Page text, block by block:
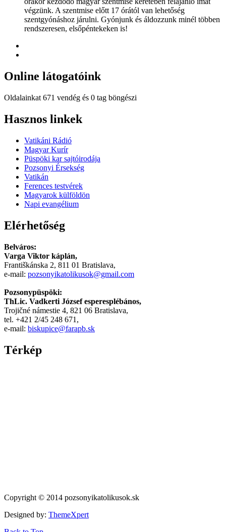
végzünk. A szentmise előtt 17 órától van lehetőség
szentgyónáshoz járulni. Gyónjunk és áldozzunk minél többen
rendszeresen, elsőpéntekeken is!
Online látogatóink
Oldalainkat 671 vendég és 0 tag böngészi
Hindi
Blue
سكس
سكس
مترجم
سكس
مصري
Arab
Hasznos linkek
Vatikáni Rádió
Magyar Kurír
Püspöki kar sajtóirodája
Pozsonyi Érsekség
Vatikán
Ferences testvérek
Magyarok külföldön
Napi evangélium
Elérhetőség
Belváros:
Varga Viktor káplán,
Františkánska 2, 811 01 Bratislava,
e-mail: pozsonyikatolikusok@gmail.com
Pozsonypüspöki:
ThLic. Vadkerti József esperesplébános,
Trojičné námestie 4, 821 06 Bratislava,
tel. +421 2/45 248 671,
e-mail: biskupice@farapb.sk
Térkép
Copyright © 2014 pozsonyikatolikusok.sk
Designed by: ThemeXpert